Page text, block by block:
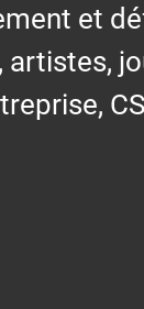
et
artistes,